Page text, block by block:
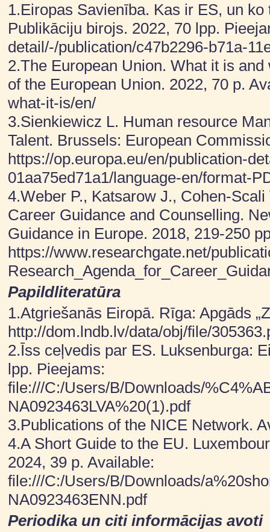
1.Eiropas Savienība. Kas ir ES, un
Publikāciju birojs. 2022, 70 lpp.
detail/-/publication/c47b2296-b71a-
2.The European Union. What it is
of the European Union. 2022, 70 p.
what-it-is/en/
3.Sienkiewicz L. Human resource
Talent. Brussels: European
https://op.europa.eu/en/publication-
01aa75ed71a1/language-en/format-
4.Weber P., Katsarow J., Cohen-
Career Guidance and Counselling.
Guidance in Europe. 2018, 219-250
https://www.researchgate.net/
Papildliteratūra
1.Atgriešanās Eiropā. Rīga: Apgāds
http://dom.lndb.lv/data/obj/file/
2.Īss ceļvedis par ES. Luksenburga:
lpp. Pieejams:
file:///C:/Users/B/Downloads/
NA0923463LVA%20(1).pdf
3.Publications of the NICE Network.
4.A Short Guide to the EU.
2024, 39 p. Available:
file:///C:/Users/B/Downloads/
NA0923463ENN.pdf
Periodika un citi informācijas avoti